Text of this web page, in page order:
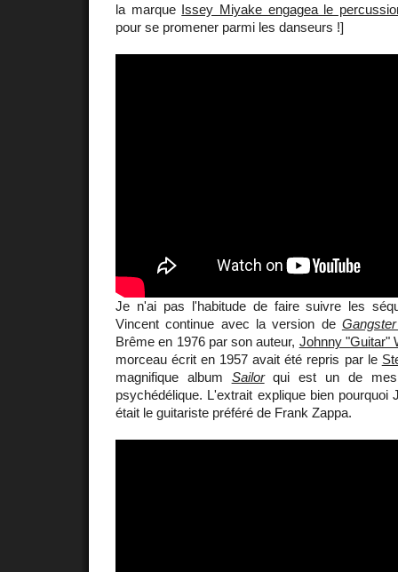
la marque Issey Miyake engagea le
pour se promener parmi les danseurs !]
Je n'ai pas l'habitude de faire suivre les
Vincent continue avec la version de
Brême en 1976 par son auteur, Johnny "Guitar"
morceau écrit en 1957 avait été repris par le
magnifique album Sailorqui est un de mes
psychédélique. L'extrait explique bien pourquoi
était le guitariste préféré de Frank Zappa.